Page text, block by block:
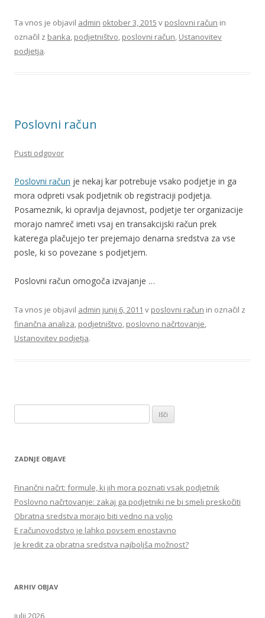
Ta vnos je objavil admin oktober 3, 2015 v poslovni račun in
označil z banka, podjetništvo, poslovni račun, Ustanovitev
podjetja.
Poslovni račun
Pusti odgovor
Poslovni račun je nekaj kar potrebuje vsako podjetje in ga
mora odpreti vsak podjetnik ob registraciji podjetja.
Posameznik, ki opravlja dejavnost, podjetje ter organizacije
morajo namreč imeti vsaj en transakcijski račun prek
katerega plačujejo ter prejemajo denarna sredstva za vse
posle, ki so povezane s podjetjem.
Poslovni račun omogoča izvajanje …
Ta vnos je objavil admin junij 6, 2011 v poslovni račun in označil z
finančna analiza, podjetništvo, poslovno načrtovanje,
Ustanovitev podjetja.
ZADNJE OBJAVE
Finančni načrt: formule, ki jih mora poznati vsak podjetnik
Poslovno načrtovanje: zakaj ga podjetniki ne bi smeli preskočiti
Obratna sredstva morajo biti vedno na voljo
E računovodstvo je lahko povsem enostavno
Je kredit za obratna sredstva najboljša možnost?
ARHIV OBJAV
julij 2026